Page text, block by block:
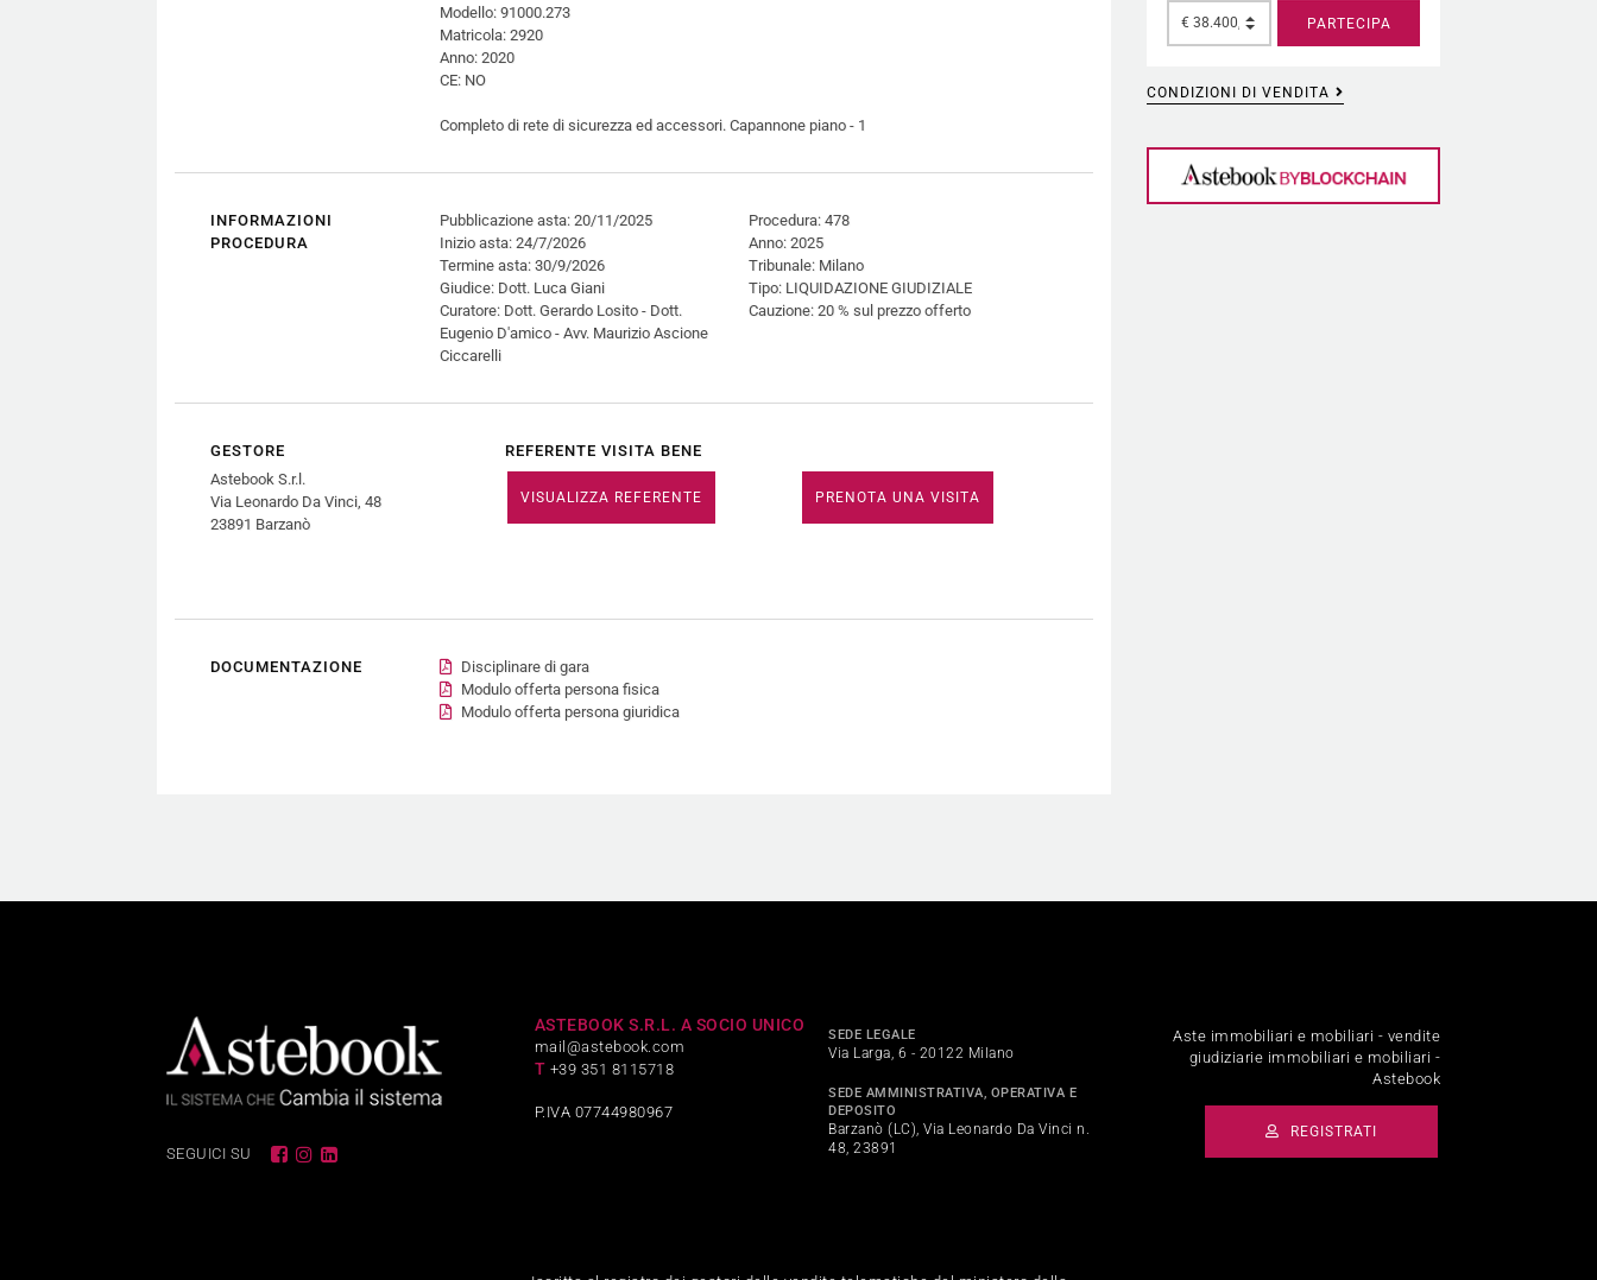
Modello: 91000.273
Matricola: 2920
Anno: 2020
CE: NO
Completo di rete di sicurezza ed accessori. Capannone piano - 1
INFORMAZIONI
PROCEDURA
Pubblicazione asta: 20/11/2025
Inizio asta: 24/7/2026
Termine asta: 30/9/2026
Giudice: Dott. Luca Giani
Curatore: Dott. Gerardo Losito - Dott.
Eugenio D'amico - Avv. Maurizio Ascione
Ciccarelli
Procedura: 478
Anno: 2025
Tribunale: Milano
Tipo: LIQUIDAZIONE GIUDIZIALE
Cauzione: 20 % sul prezzo offerto
GESTORE
Astebook S.r.l.
Via Leonardo Da Vinci, 48
23891 Barzanò
REFERENTE VISITA BENE
VISUALIZZA REFERENTE PRENOTA UNA VISITA
DOCUMENTAZIONE
Disciplinare di gara
Modulo offerta persona fisica
Modulo offerta persona giuridica
PARTECIPA
CONDIZIONI DI VENDITA
SEGUICI SU
ASTEBOOK S.R.L. A SOCIO UNICO
mail@astebook.com
T +39 351 8115718
P.IVA 07744980967
SEDE LEGALE
Via Larga, 6 - 20122 Milano
SEDE AMMINISTRATIVA, OPERATIVA E
DEPOSITO
Barzanò (LC), Via Leonardo Da Vinci n.
48, 23891
Aste immobiliari e mobiliari - vendite
giudiziarie immobiliari e mobiliari -
Astebook
REGISTRATI